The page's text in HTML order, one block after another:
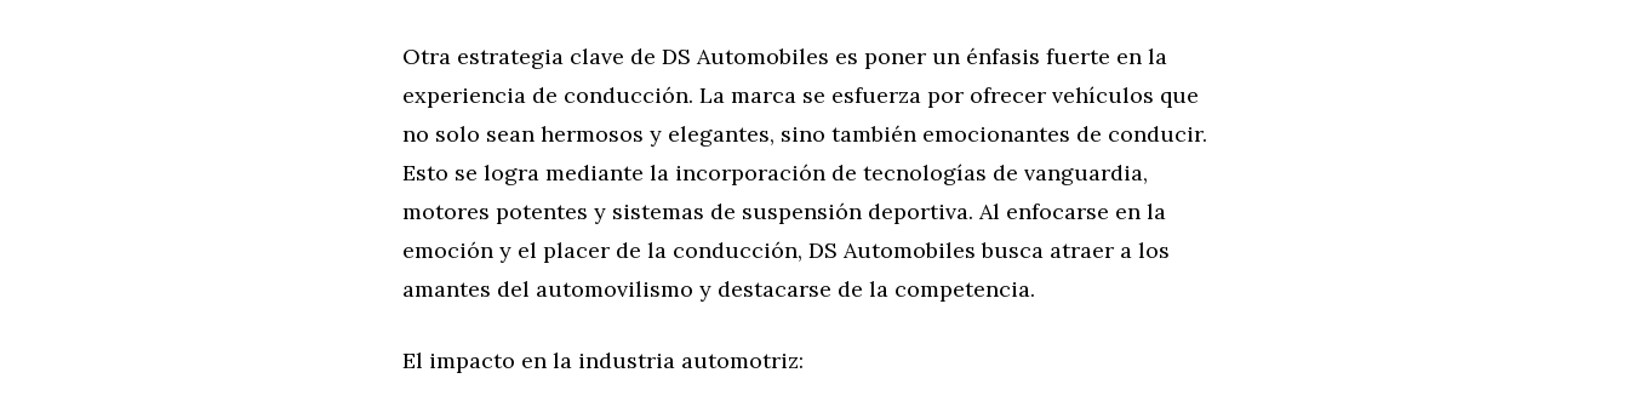
Otra estrategia clave de DS Automobiles es poner un énfasis fuerte en la
experiencia de conducción. La marca se esfuerza por ofrecer vehículos que
no solo sean hermosos y elegantes, sino también emocionantes de conducir.
Esto se logra mediante la incorporación de tecnologías de vanguardia,
motores potentes y sistemas de suspensión deportiva. Al enfocarse en la
emoción y el placer de la conducción, DS Automobiles busca atraer a los
amantes del automovilismo y destacarse de la competencia.
El impacto en la industria automotriz: